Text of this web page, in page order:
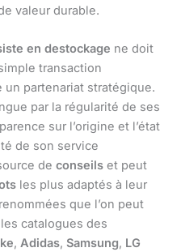
valeur durable.
en destockage ne doit
transaction
partenariat stratégique.
par la régularité de ses
sur l’origine et l’état
de son service
de conseils et peut
les plus adaptés à leur
que l’on peut
catalogues des
, Adidas, Samsung, LG